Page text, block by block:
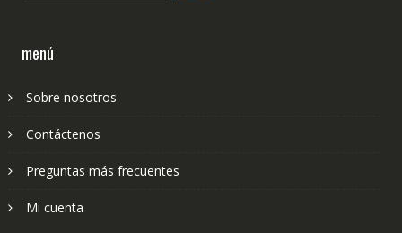
menú
Sobre nosotros
Contáctenos
Preguntas más frecuentes
Mi cuenta